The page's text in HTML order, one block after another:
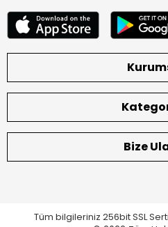
Bize
Tüm bilgileriniz 256bit SSL